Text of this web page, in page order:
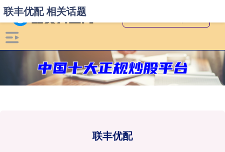
联丰优配
联丰优配 相关话题